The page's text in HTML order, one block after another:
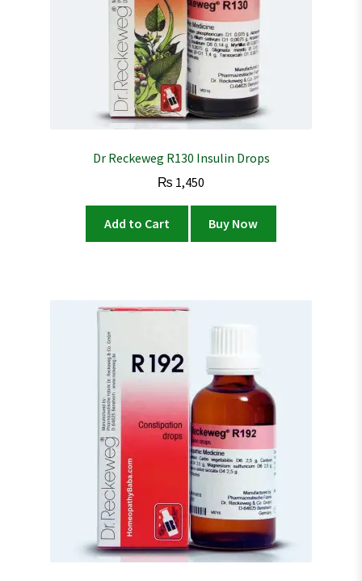
Dr Reckeweg R130 Insulin Drops
₨ 1,450
Add to Cart Buy Now